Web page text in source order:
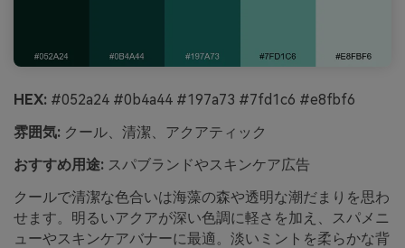
HEX: #052a24 #0b4a44 #197a73 #7fd1c6 #e8fbf6
雰囲気: クール、清潔、アクアティック
おすすめ用途: スパブランドやスキンケア広告
クールで清潔な色合いは海藻の森や透明な潮だまりを思わ
せます。明るいアクアが深い色調に軽さを加え、スパメニ
ューやスキンケアバナーに最適。淡いミントを柔らかな背